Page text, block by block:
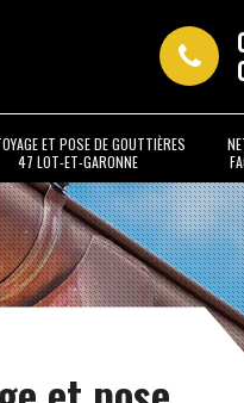
ET POSE DE GOUTTIÈRES
47 LOT-ET-GARONNE